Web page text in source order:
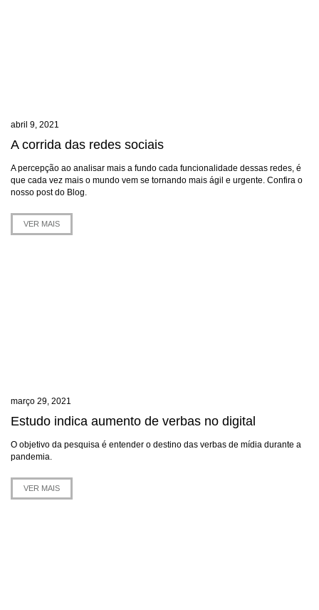
abril 9, 2021
A corrida das redes sociais
A percepção ao analisar mais a fundo cada funcionalidade dessas redes, é
que cada vez mais o mundo vem se tornando mais ágil e urgente. Confira o
nosso post do Blog.
VER MAIS
março 29, 2021
Estudo indica aumento de verbas no digital
O objetivo da pesquisa é entender o destino das verbas de mídia durante a
pandemia.
VER MAIS